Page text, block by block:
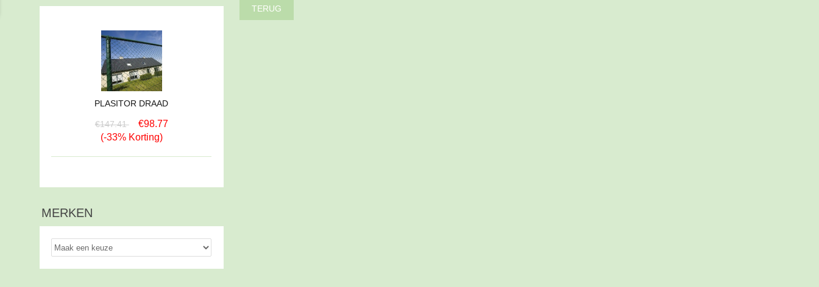
PLASITOR DRAAD
€147.41
€98.77
(-33% Korting)
MERKEN
TERUG